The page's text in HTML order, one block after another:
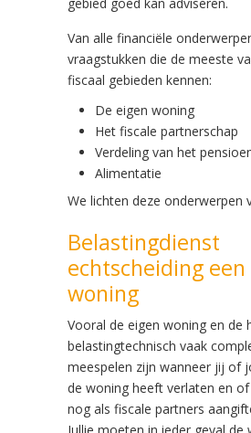
Van alle financiële
vraagstukken die de meeste
fiscaal gebieden kennen:
De eigen woning
Het fiscale partnerschap
Verdeling van het
Alimentatie
We lichten deze onderwerpen
Belastingdienst
echtscheiding een
woning
Vooral de eigen woning en de
belastingtechnisch vaak
meespelen zijn wanneer jij of
de woning heeft verlaten en
nog als fiscale partners